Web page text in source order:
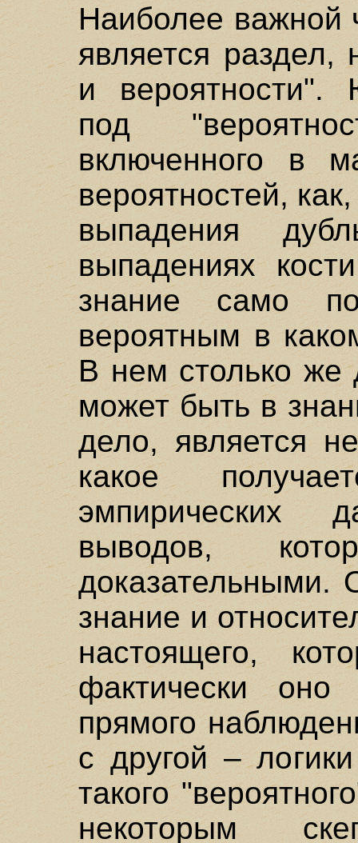
Наиболее важной
является
и вероятности".
под
включенного в
вероятностей,
выпадения
выпадениях
знание само
вероятным в
В нем столько же
может быть в
дело, является
какое
выводов,
доказательными.
знание и
настоящего,
фактически
прямого
с другой –
такого
некоторым